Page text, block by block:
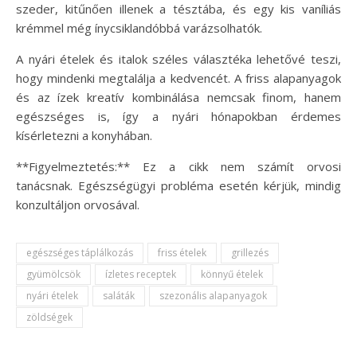
szeder, kitűnően illenek a tésztába, és egy kis vaníliás
krémmel még ínycsiklandóbbá varázsolhatók.
A nyári ételek és italok széles választéka lehetővé teszi,
hogy mindenki megtalálja a kedvencét. A friss alapanyagok
és az ízek kreatív kombinálása nemcsak finom, hanem
egészséges is, így a nyári hónapokban érdemes
kísérletezni a konyhában.
**Figyelmeztetés:** Ez a cikk nem számít orvosi
tanácsnak. Egészségügyi probléma esetén kérjük, mindig
konzultáljon orvosával.
egészséges táplálkozás friss ételek
grillezés
gyümölcsök
ízletes receptek
könnyű ételek
nyári ételek
saláták
szezonális alapanyagok
zöldségek